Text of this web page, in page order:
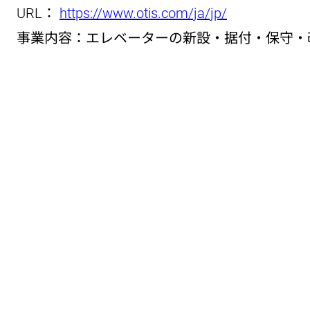
URL： https://www.otis.com/ja/jp/
事業内容：エレベーターの新設・据付・保守